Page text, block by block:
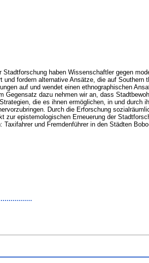
haben Wissenschaftler gegen
fordern alternative Ansätze, die auf Southern
auf und wendet einen ethnographischen
dazu nehmen wir an, dass
die es ihnen ermöglichen, in und durch
Durch die Erforschung
epistemologischen Erneuerung der
und Fremdenführer in den Städten